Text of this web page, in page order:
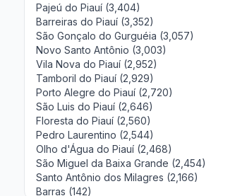
Pajeú do Piauí (3,404)
Barreiras do Piauí (3,352)
São Gonçalo do Gurguéia (3,057)
Novo Santo Antônio (3,003)
Vila Nova do Piauí (2,952)
Tamboril do Piauí (2,929)
Porto Alegre do Piauí (2,720)
São Luis do Piauí (2,646)
Floresta do Piauí (2,560)
Pedro Laurentino (2,544)
Olho d'Água do Piauí (2,468)
São Miguel da Baixa Grande (2,454)
Santo Antônio dos Milagres (2,166)
Barras (142)